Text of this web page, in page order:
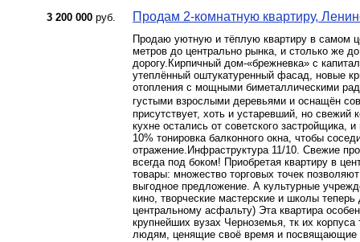
3 200 000 руб. Продам 2-комнатную квартиру,
Продаю уютную и тёплую квартиру в самом
метров до центрально рынка, и столько же
дорогу.Кирпичный дом-«брежневка» с
утеплённый оштукатуренный фасад, новые
отопления с мощными биметаллическими
густыми взрослыми деревьями и оснащён
присутствует, хоть и устаревший, но свежий
кухне остались от советского
10% тонировка балконного окна, чтобы
отражение.Инфраструктура 11/10. Свежие
всегда под боком! Приобретая квартиру в
товары: множество торговых точек
выгодное предложение. А культурные
кино, творческие мастерские и школы
центральному асфальту) Эта квартира
крупнейших вузах Черноземья, тк их
людям, ценящие своё время и посвящающие